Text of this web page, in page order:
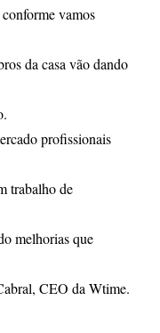
vamos
da casa vão dando
profissionais
trabalho de
melhorias que
CEO da Wtime.